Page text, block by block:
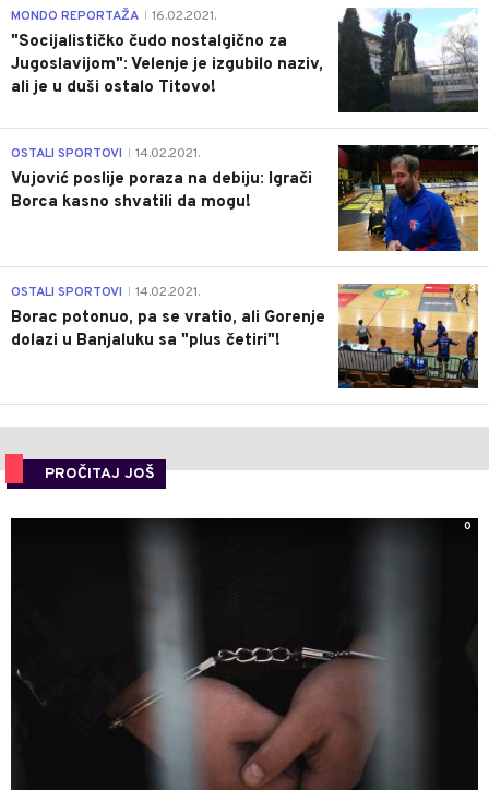
4
MONDO REPORTAŽA 16.02.2021.
"Socijalističko čudo nostalgično za
Jugoslavijom": Velenje je izgubilo naziv,
ali je u duši ostalo Titovo!
1
OSTALI SPORTOVI 14.02.2021.
Vujović poslije poraza na debiju: Igrači
Borca kasno shvatili da mogu!
3
OSTALI SPORTOVI 14.02.2021.
Borac potonuo, pa se vratio, ali Gorenje
dolazi u Banjaluku sa "plus četiri"!
PROČITAJ JOŠ
0